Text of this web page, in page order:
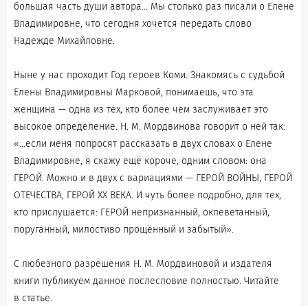
большая часть души автора… Мы столько раз писали о Елене
Владимировне, что сегодня хочется передать слово
Надежде Михайловне.
Ныне у нас проходит Год героев Коми. Знакомясь с судьбой
Елены Владимировны Марковой, понимаешь, что эта
женщина — одна из тех, кто более чем заслуживает это
высокое определение. Н. М. Мордвинова говорит о ней так:
«…если меня попросят рассказать в двух словах о Елене
Владимировне, я скажу ещё короче, одним словом: она
ГЕРОЙ. Можно и в двух с вариациями — ГЕРОЙ ВОЙНЫ, ГЕРОЙ
ОТЕЧЕСТВА, ГЕРОЙ ХХ ВЕКА. И чуть более подробно, для тех,
кто прислушается: ГЕРОЙ непризнанный, оклеветанный,
поруганный, милостиво прощённый и забытый».
С любезного разрешения Н. М. Мордвиновой и издателя
книги публикуем данное послесловие полностью. Читайте
в статье.